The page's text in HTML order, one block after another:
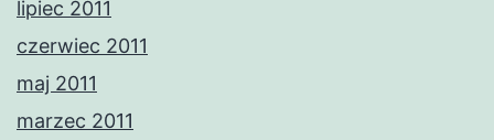
lipiec 2011
czerwiec 2011
maj 2011
marzec 2011